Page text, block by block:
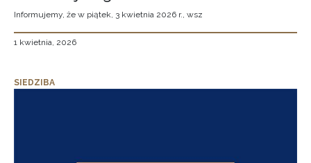
Informujemy, że w piątek, 3 kwietnia 2026 r., wsz
1 kwietnia, 2026
SIEDZIBA